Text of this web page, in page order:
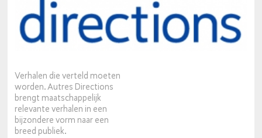
Verhalen die verteld moeten
worden. Autres Directions
brengt maatschappelijk
relevante verhalen in een
bijzondere vorm naar een
breed publiek.